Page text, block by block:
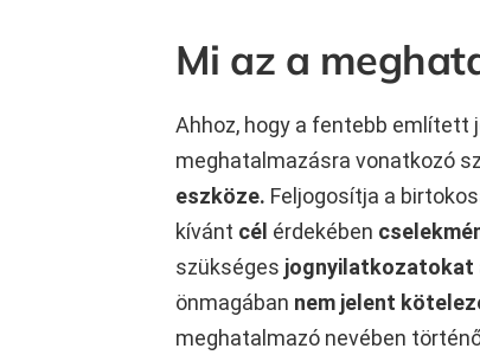
Mi az a
Ahhoz, hogy a fentebb említett
meghatalmazásra vonatkozó
eszköze. Feljogosítja a
kívánt cél érdekében
szükséges jognyilatkozatokat
önmagában nem jelent
meghatalmazó nevében